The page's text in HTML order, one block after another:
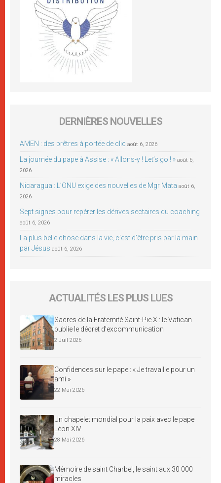
DERNIÈRES NOUVELLES
AMEN : des prêtres à portée de clic août 6, 2026
La journée du pape à Assise : « Allons-y ! Let’s go ! » août 6,
2026
Nicaragua : L’ONU exige des nouvelles de Mgr Mata août 6,
2026
Sept signes pour repérer les dérives sectaires du coaching
août 6, 2026
La plus belle chose dans la vie, c’est d’être pris par la main
par Jésus août 6, 2026
ACTUALITÉS LES PLUS LUES
Sacres de la Fraternité Saint-Pie X : le Vatican
publie le décret d’excommunication
2 Juil 2026
Confidences sur le pape : « Je travaille pour un
ami »
22 Mai 2026
Un chapelet mondial pour la paix avec le pape
Léon XIV
28 Mai 2026
Mémoire de saint Charbel, le saint aux 30 000
miracles